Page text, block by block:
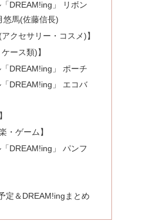
DREAM!ing」 リボン
悠馬(佐藤信長)
アクセサリー・コスメ)】
ース類)】
DREAM!ing」 ポーチ
DREAM!ing」 エコバ
・ゲーム】
DREAM!ing」 パンフ
定＆DREAM!ingまとめ